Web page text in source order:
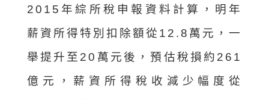
2015年綜所稅申報資料計算，明年
薪資所得特別扣除額從12.8萬元，一
舉提升至20萬元後，預估稅損約261
億元，薪資所得稅收減少幅度從